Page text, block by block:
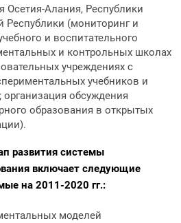
Осетия-Алания, Республики
Республики (мониторинг и
и воспитательного
и контрольных школах
учреждениях с
учебников и
обсуждения
образования в открытых
развития системы
включает следующие
на 2011-2020 гг.:
моделей